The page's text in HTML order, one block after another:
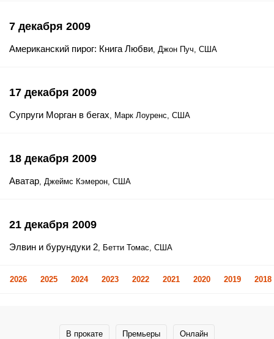
7 декабря 2009
Американский пирог: Книга Любви, Джон Пуч, США
17 декабря 2009
Супруги Морган в бегах, Марк Лоуренс, США
18 декабря 2009
Аватар, Джеймс Кэмерон, США
21 декабря 2009
Элвин и бурундуки 2, Бетти Томас, США
2026 2025 2024 2023 2022 2021 2020 2019 2018
В прокате Премьеры Онлайн